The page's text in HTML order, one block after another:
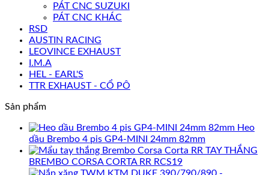
PÁT CNC SUZUKI
PÁT CNC KHÁC
RSD
AUSTIN RACING
LEOVINCE EXHAUST
I.M.A
HEL - EARL'S
TTR EXHAUST - CỔ PÔ
Sản phẩm
Heo
dầu Brembo 4 pis GP4-MINI 24mm 82mm
TAY THẮNG
BREMBO CORSA CORTA RR RCS19